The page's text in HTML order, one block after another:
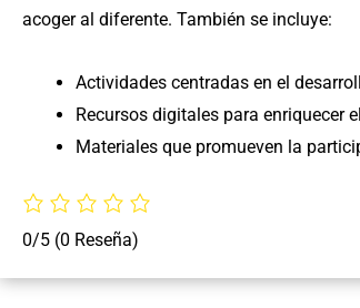
acoger al diferente. También se incluye:
Actividades centradas en el
Recursos digitales para enriquecer
Materiales que promueven la
0/5 (0 Reseña)